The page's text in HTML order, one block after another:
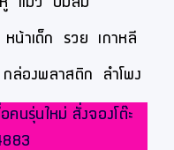
หน้าเด็ก รวย เกาหลี
กล่องพลาสติก ลำโพง